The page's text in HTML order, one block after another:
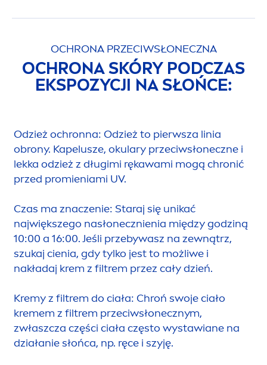
OCHRONA PRZECIWSŁONECZNA
OCHRONA SKÓRY PODCZAS
EKSPOZYCJI NA SŁOŃCE:
Odzież ochronna: Odzież to pierwsza linia
obrony. Kapelusze, okulary przeciwsłoneczne i
lekka odzież z długimi rękawami mogą chronić
przed promieniami UV.
Czas ma znaczenie: Staraj się unikać
największego nasłonecznienia między godziną
10:00 a 16:00. Jeśli przebywasz na zewnątrz,
szukaj cienia, gdy tylko jest to możliwe i
nakładaj krem z filtrem przez cały dzień.
Kremy z filtrem do ciała: Chroń swoje ciało
kremem z filtrem przeciwsłonecznym,
zwłaszcza części ciała często wystawiane na
działanie słońca, np. ręce i szyję.